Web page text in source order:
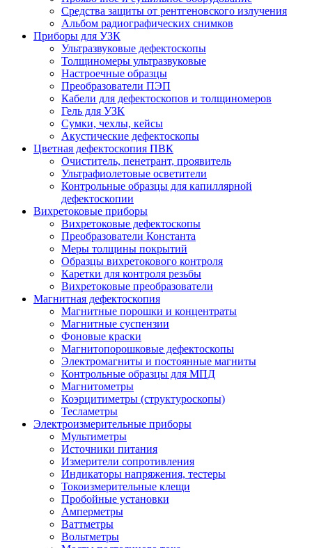
Средства защиты от рентгеновского излучения
Альбом радиографических снимков
Приборы для УЗК
Ультразвуковые дефектоскопы
Толщиномеры ультразвуковые
Настроечные образцы
Преобразователи ПЭП
Кабели для дефектоскопов и толщиномеров
Гель для УЗК
Сумки, чехлы, кейсы
Акустические дефектоскопы
Цветная дефектоскопия ПВК
Очиститель, пенетрант, проявитель
Ультрафиолетовые осветители
Контрольные образцы для капиллярной
дефектоскопии
Вихретоковые приборы
Вихретоковые дефектоскопы
Преобразователи Константа
Меры толщины покрытий
Образцы вихретокового контроля
Каретки для контроля резьбы
Вихретоковые преобразователи
Магнитная дефектоскопия
Магнитные порошки и концентраты
Магнитные суспензии
Фоновые краски
Магнитопорошковые дефектоскопы
Электромагниты и постоянные магниты
Контрольные образцы для МПД
Магнитометры
Коэрцитиметры (структуроскопы)
Тесламетры
Электроизмерительные приборы
Мультиметры
Источники питания
Измерители сопротивления
Индикаторы напряжения, тестеры
Токоизмерительные клещи
Пробойные установки
Амперметры
Ваттметры
Вольтметры